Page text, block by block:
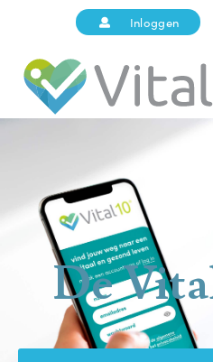
Inloggen
De